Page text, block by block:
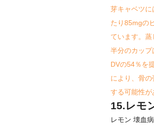
芽キャベツ
たり85mgの
ています。
半分のカッ
DVの54％を
により、骨の
する可能性が
15.レモ
レモン 壊血